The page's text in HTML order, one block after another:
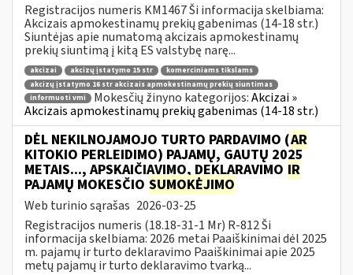
Registracijos numeris KM1467 Ši informacija skelbiama:
Akcizais apmokestinamų prekių gabenimas (14-18 str.)
Siuntėjas apie numatomą akcizais apmokestinamų
prekių siuntimą į kitą ES valstybę narę...
akcizai akcizų įstatymo 15 str
komerciniams tikslams
akcizų įstatymo 16 str akcizais apmokestinamų prekių siuntimas
informuoti vmi
Mokesčių žinyno kategorijos:Akcizai »
Akcizais apmokestinamų prekių gabenimas (14-18 str.)
DĖL NEKILNOJAMOJO TURTO PARDAVIMO (AR
KITOKIO PERLEIDIMO) PAJAMŲ, GAUTŲ 2025
METAIS..., APSKAIČIAVIMO, DEKLARAVIMO IR
PAJAMŲ MOKESČIO SUMOKĖJIMO
Web turinio sąrašas 2026-03-25
Registracijos numeris (18.18-31-1 Mr) R-812 Ši
informacija skelbiama: 2026 metai Paaiškinimai dėl 2025
m. pajamų ir turto deklaravimo Paaiškinimai apie 2025
metų pajamų ir turto deklaravimo tvarką...